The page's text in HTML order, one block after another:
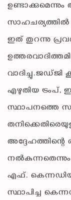
ഇത് തുറന്നു
വാദിച്ചു.ജഡ്ജി
എഴുതിയ
സ്ഥാപനത്തെ
അദ്ദേഹത്തിന്റെ
എഫ്.
സ്ഥാപിച്ച